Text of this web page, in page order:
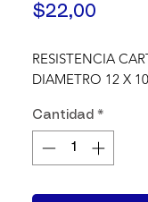
$22,00
RESISTENCIA
DIAMETRO 12 X
Cantidad *